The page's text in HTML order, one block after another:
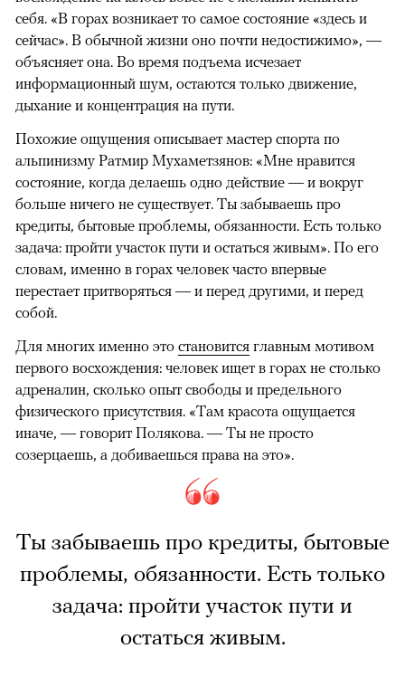
себя. «В горах возникает то самое состояние «здесь и
сейчас». В обычной жизни оно почти недостижимо», —
объясняет она. Во время подъема исчезает
информационный шум, остаются только движение,
дыхание и концентрация на пути.
Похожие ощущения описывает мастер спорта по
альпинизму Ратмир Мухаметзянов: «Мне нравится
состояние, когда делаешь одно действие — и вокруг
больше ничего не существует. Ты забываешь про
кредиты, бытовые проблемы, обязанности. Есть только
задача: пройти участок пути и остаться живым». По его
словам, именно в горах человек часто впервые
перестает притворяться — и перед другими, и перед
собой.
Для многих именно это становится главным мотивом
первого восхождения: человек ищет в горах не столько
адреналин, сколько опыт свободы и предельного
физического присутствия. «Там красота ощущается
иначе, — говорит Полякова. — Ты не просто
созерцаешь, а добиваешься права на это».
Ты забываешь про кредиты, бытовые
проблемы, обязанности. Есть только
задача: пройти участок пути и
остаться живым.